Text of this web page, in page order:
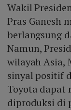
dirancang
tersebut.
Wakil
Pras Ganesh
berlangsung
Namun,
wilayah Asia,
sinyal positif
Toyota dapat
diproduksi di